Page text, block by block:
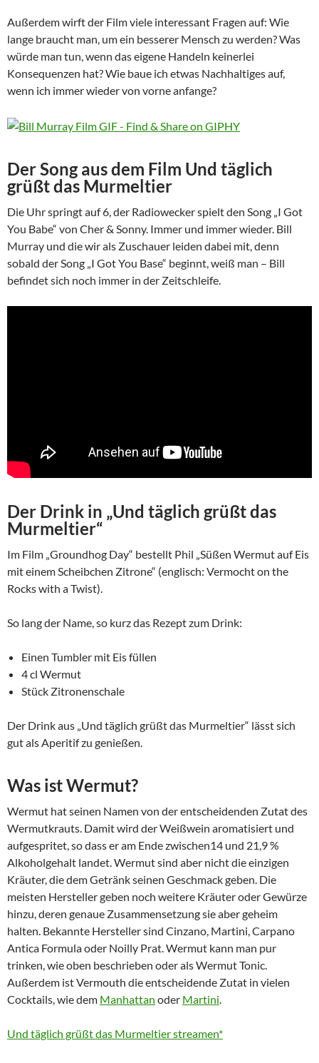
Außerdem wirft der Film viele interessant Fragen auf: Wie
lange braucht man, um ein besserer Mensch zu werden? Was
würde man tun, wenn das eigene Handeln keinerlei
Konsequenzen hat? Wie baue ich etwas Nachhaltiges auf,
wenn ich immer wieder von vorne anfange?
Der Song aus dem Film Und täglich
grüßt das Murmeltier
Die Uhr springt auf 6, der Radiowecker spielt den Song „I Got
You Babe“ von Cher & Sonny. Immer und immer wieder. Bill
Murray und die wir als Zuschauer leiden dabei mit, denn
sobald der Song „I Got You Base“ beginnt, weiß man – Bill
befindet sich noch immer in der Zeitschleife.
Der Drink in „Und täglich grüßt das
Murmeltier“
Im Film „Groundhog Day“ bestellt Phil „Süßen Wermut auf Eis
mit einem Scheibchen Zitrone“ (englisch: Vermocht on the
Rocks with a Twist).
So lang der Name, so kurz das Rezept zum Drink:
Einen Tumbler mit Eis füllen
4 cl Wermut
Stück Zitronenschale
Der Drink aus „Und täglich grüßt das Murmeltier“ lässt sich
gut als Aperitif zu genießen.
Was ist Wermut?
Wermut hat seinen Namen von der entscheidenden Zutat des
Wermutkrauts. Damit wird der Weißwein aromatisiert und
aufgespritet, so dass er am Ende zwischen14 und 21,9 %
Alkoholgehalt landet. Wermut sind aber nicht die einzigen
Kräuter, die dem Getränk seinen Geschmack geben. Die
meisten Hersteller geben noch weitere Kräuter oder Gewürze
hinzu, deren genaue Zusammensetzung sie aber geheim
halten. Bekannte Hersteller sind Cinzano, Martini, Carpano
Antica Formula oder Noilly Prat. Wermut kann man pur
trinken, wie oben beschrieben oder als Wermut Tonic.
Außerdem ist Vermouth die entscheidende Zutat in vielen
Cocktails, wie dem Manhattan oder Martini.
Und täglich grüßt das Murmeltier streamen*